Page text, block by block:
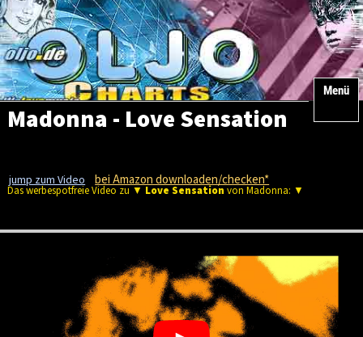
Menü
Madonna - Love Sensation
jump zum Video bei Amazon downloaden/checken*
Das werbespotfreie Video zu ▼ Love Sensation von Madonna: ▼